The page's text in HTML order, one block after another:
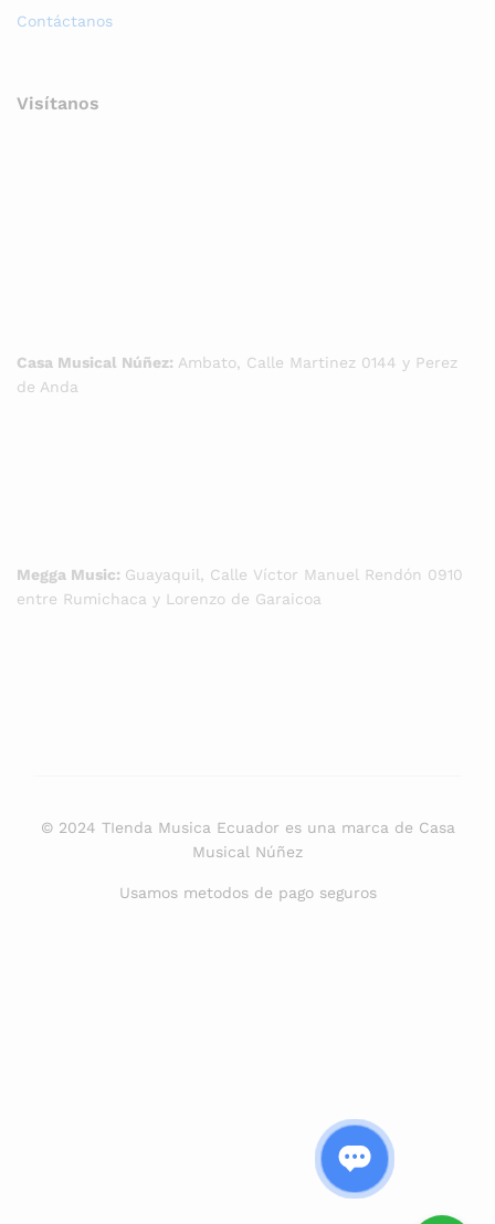
Contáctanos
Visítanos
Casa Musical Núñez: Ambato, Calle Martinez 0144 y Perez
de Anda
Megga Music: Guayaquil, Calle Víctor Manuel Rendón 0910
entre Rumichaca y Lorenzo de Garaicoa
© 2024 TIenda Musica Ecuador es una marca de Casa
Musical Núñez
Usamos metodos de pago seguros